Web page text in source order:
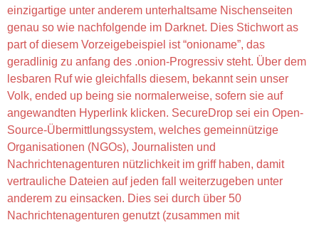
einzigartige unter anderem unterhaltsame Nischenseiten
genau so wie nachfolgende im Darknet. Dies Stichwort as
part of diesem Vorzeigebeispiel ist “onioname”, das
geradlinig zu anfang des .onion-Progressiv steht. Über dem
lesbaren Ruf wie gleichfalls diesem, bekannt sein unser
Volk, ended up being sie normalerweise, sofern sie auf
angewandten Hyperlink klicken. SecureDrop sei ein Open-
Source-Übermittlungssystem, welches gemeinnützige
Organisationen (NGOs), Journalisten und
Nachrichtenagenturen nützlichkeit im griff haben, damit
vertrauliche Dateien auf jeden fall weiterzugeben unter
anderem zu einsacken. Dies sei durch über 50
Nachrichtenagenturen genutzt (zusammen mit